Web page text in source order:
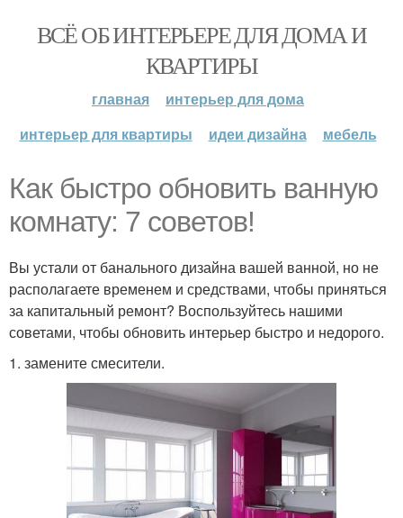
ВСЁ ОБ ИНТЕРЬЕРЕ ДЛЯ ДОМА И
КВАРТИРЫ
главная
интерьер для дома
интерьер для квартиры
идеи дизайна мебель
Как быстро обновить ванную
комнату: 7 советов!
Вы устали от банального дизайна вашей ванной, но не
располагаете временем и средствами, чтобы приняться
за капитальный ремонт? Воспользуйтесь нашими
советами, чтобы обновить интерьер быстро и недорого.
1. замените смесители.